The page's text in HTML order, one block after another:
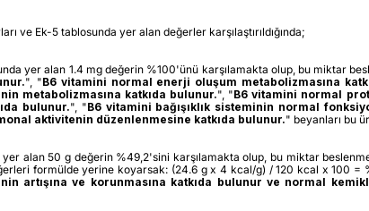
Ek-5 tablosunda yer alan değerler karşılaştırıldığında;
yer alan 1.4 mg değerin %100'ünü karşılamakta olup, bu miktar
", "B6 vitamini normal enerji oluşum metabolizmasına
metabolizmasına katkıda bulunur.", "B6 vitamini normal
bulunur.", "B6 vitamini bağışıklık sisteminin normal
aktivitenin düzenlenmesine katkıda bulunur." beyanları bu
yer alan 50 g değerin %49,2'sini karşılamakta olup, bu miktar
formülde yerine koyarsak: (24.6 g x 4 kcal/g) / 120 kcal x 100 =
artışına ve korunmasına katkıda bulunur ve normal